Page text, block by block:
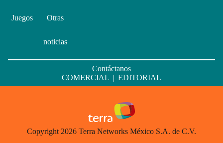
Juegos Otras
noticias
Contáctanos
COMERCIAL | EDITORIAL
Copyright 2026 Terra Networks México S.A. de C.V.